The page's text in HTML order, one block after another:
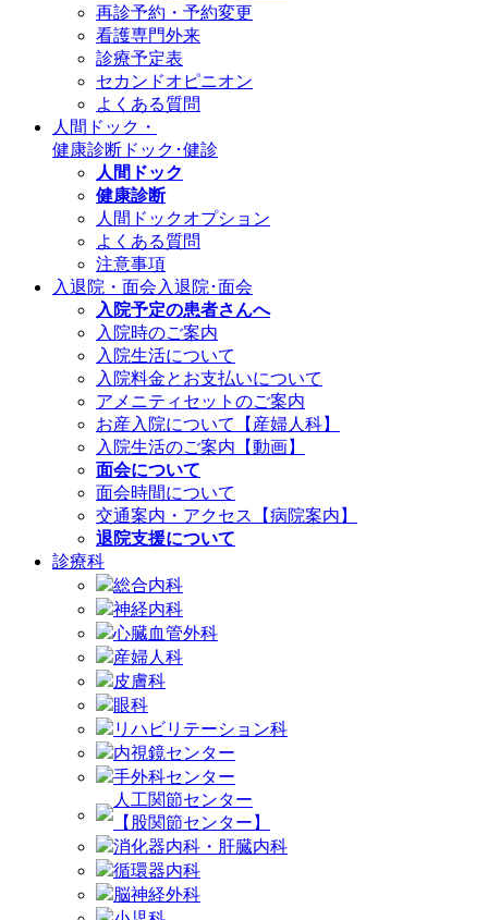
再診予約・予約変更
看護専門外来
診療予定表
セカンドオピニオン
よくある質問
人間ドック・
健康診断 ドック･健診
人間ドック
健康診断
人間ドックオプション
よくある質問
注意事項
入退院・面会 入退院･面会
入院予定の患者さんへ
入院時のご案内
入院生活について
入院料金とお支払いについて
アメニティセットのご案内
お産入院について【産婦人科】
入院生活のご案内【動画】
面会について
面会時間について
交通案内・アクセス【病院案内】
退院支援について
診療科
総合内科
神経内科
心臓血管外科
産婦人科
皮膚科
眼科
リハビリテーション科
内視鏡センター
手外科センター
人工関節センター
【股関節センター】
消化器内科・肝臓内科
循環器内科
脳神経外科